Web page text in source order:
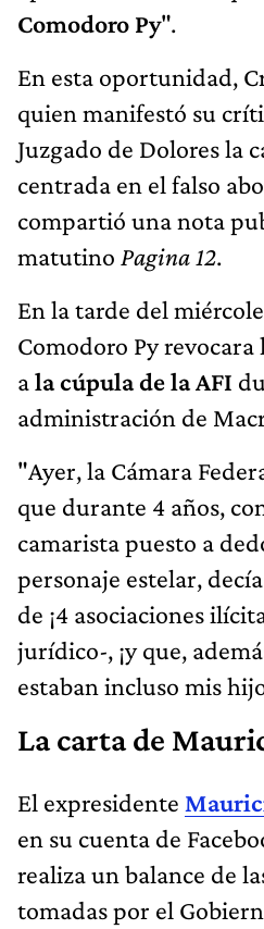
Comodoro Py".
En esta oportunidad,
quien manifestó su
Juzgado de Dolores la
centrada en el falso
compartió una nota
matutino Pagina 12.
En la tarde del
Comodoro Py
ala cúpula de la AFI
administración de
"Ayer, la Cámara
que durante 4 años,
camarista puesto a
personaje estelar,
de ¡4 asociaciones
jurídico-, ¡y que,
estaban incluso mis
La carta de
El expresidente
en su cuenta de
realiza un balance de
tomadas por el